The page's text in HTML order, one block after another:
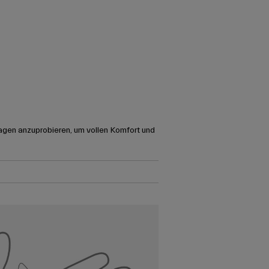
anzuprobieren, um vollen Komfort und